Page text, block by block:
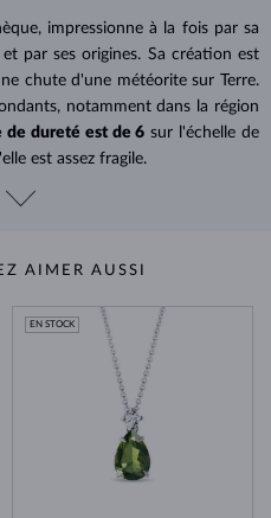
impressionne à la fois par sa
par ses origines. Sa création est
chute d'une météorite sur Terre.
notamment dans la région
de dureté est de 6 sur l'échelle de
est assez fragile.
AIMER AUSSI
EN STOCK